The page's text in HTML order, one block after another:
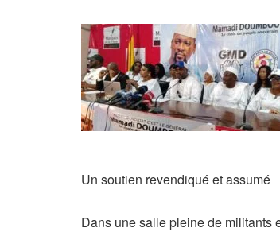
Un soutien revendiqué et assumé
Dans une salle pleine de militants